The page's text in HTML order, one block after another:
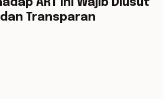
ART Ini Wajib Diusut
Transparan